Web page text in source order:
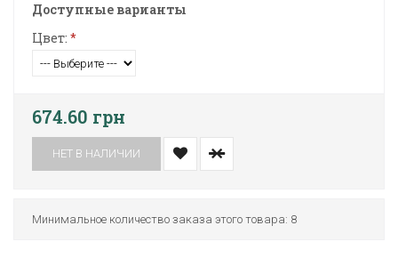
Доступные варианты
Цвет: *
674.60 грн
НЕТ В НАЛИЧИИ
Минимальное количество заказа этого товара: 8